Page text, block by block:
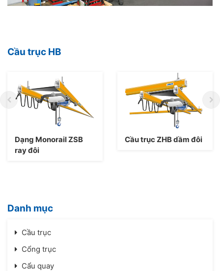
Cầu trục HB
Dạng Monorail ZSB
ray đôi
Cầu trục ZHB dầm đôi
Danh mục
Cầu trục
Cổng trục
Cẩu quay